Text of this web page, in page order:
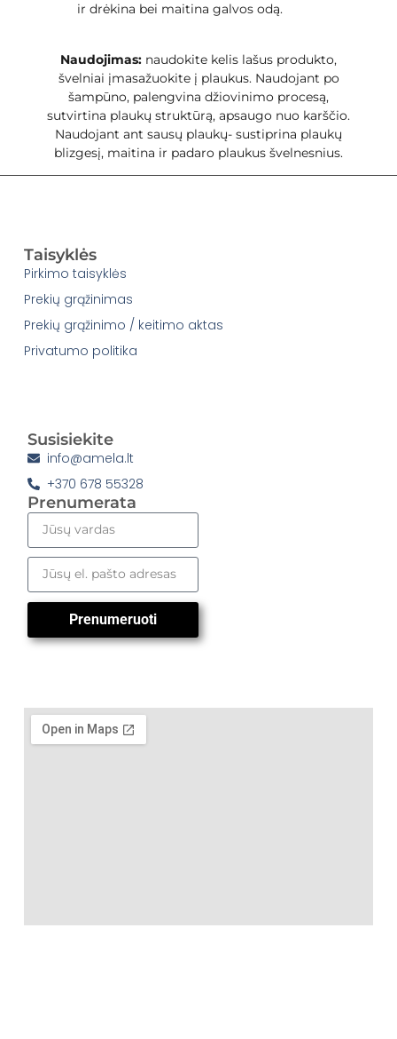
ir drėkina bei maitina galvos odą.
Naudojimas: naudokite kelis lašus produkto,
švelniai įmasažuokite į plaukus. Naudojant po
šampūno, palengvina džiovinimo procesą,
sutvirtina plaukų struktūrą, apsaugo nuo karščio.
Naudojant ant sausų plaukų- sustiprina plaukų
blizgesį, maitina ir padaro plaukus švelnesnius.
Taisyklės
Pirkimo taisyklės
Prekių grąžinimas
Prekių grąžinimo / keitimo aktas
Privatumo politika
Susisiekite
info@amela.lt
+370 678 55328
Prenumerata
Prenumeruoti